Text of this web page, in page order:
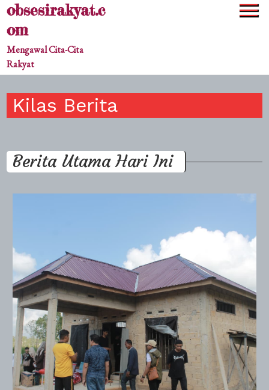
Skipobsesirakyat.c
om
Mengawal Cita-Cita
Rakyat
Kilas Berita
Berita Utama Hari Ini